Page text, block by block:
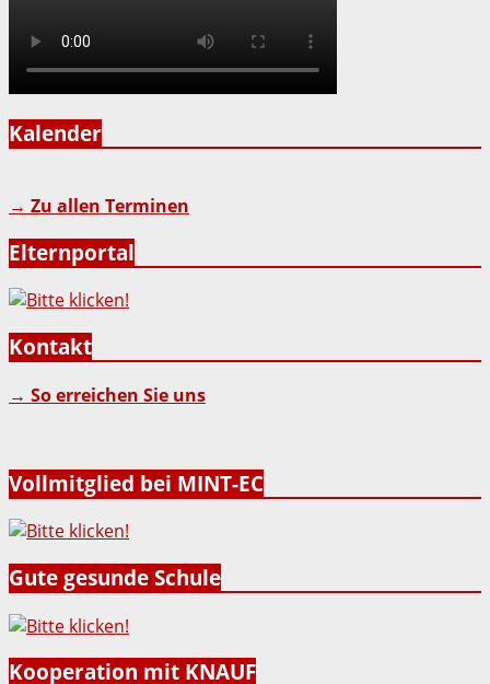
Kalender
→ Zu allen Terminen
Elternportal
Kontakt
→ So erreichen Sie uns
Vollmitglied bei MINT-EC
Gute gesunde Schule
Kooperation mit KNAUF